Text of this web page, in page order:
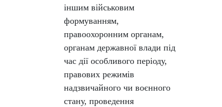
іншим військовим
формуванням,
правоохоронним органам,
органам державної влади під
час дії особливого періоду,
правових режимів
надзвичайного чи воєнного
стану, проведення